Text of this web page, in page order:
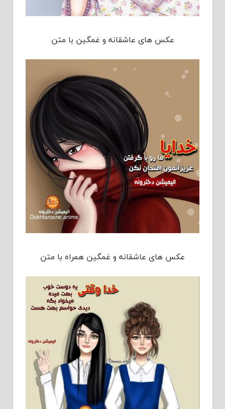
عکس های عاشقانه و غمگین با متن
عکس های عاشقانه و غمگین همراه با متن